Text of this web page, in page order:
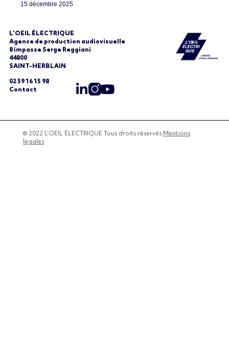
15 décembre 2025
L’OEIL ÉLECTRIQUE
Agence de production audiovisuelle
8 impasse Serge Reggiani
44800
SAINT-HERBLAIN
02 59 16 15 98
Contact
© 2022 L’OEIL ÉLECTRIQUE Tous droits réservés Mentions
légales